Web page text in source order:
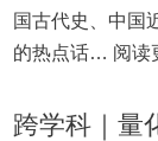
国古代史、中国
的热点话… 阅读
跨学科｜量